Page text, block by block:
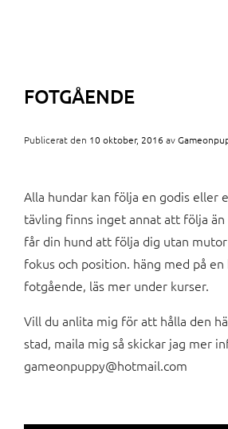
FOTGÅENDE
Publicerat den 10 oktober, 2016 av
Alla hundar kan följa en godis eller
tävling finns inget annat att följa än
får din hund att följa dig utan
fokus och position. häng med på
fotgående, läs mer under kurser.
Vill du anlita mig för att hålla den
stad, maila mig så skickar jag mer
gameonpuppy@hotmail.com